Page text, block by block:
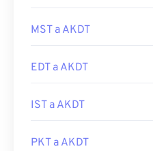
MST a AKDT
EDT a AKDT
IST a AKDT
PKT a AKDT